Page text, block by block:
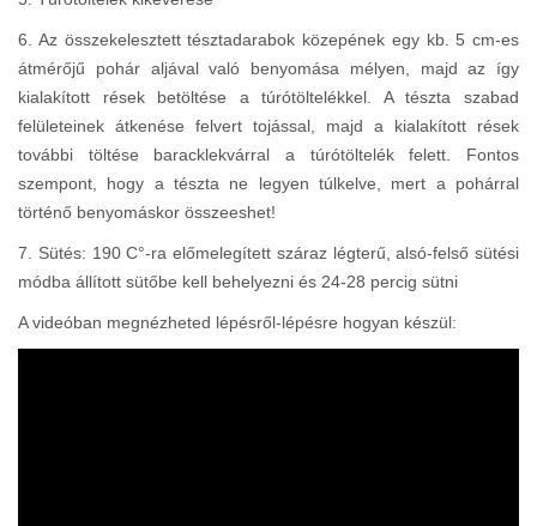
6. Az összekelesztett tésztadarabok közepének egy kb. 5 cm-es
átmérőjű pohár aljával való benyomása mélyen, majd az így
kialakított rések betöltése a túrótöltelékkel. A tészta szabad
felületeinek átkenése felvert tojással, majd a kialakított rések
további töltése baracklekvárral a túrótöltelék felett. Fontos
szempont, hogy a tészta ne legyen túlkelve, mert a pohárral
történő benyomáskor összeeshet!
7. Sütés: 190 C°-ra előmelegített száraz légterű, alsó-felső sütési
módba állított sütőbe kell behelyezni és 24-28 percig sütni
A videóban megnézheted lépésről-lépésre hogyan készül: